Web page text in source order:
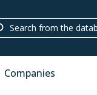
Companies